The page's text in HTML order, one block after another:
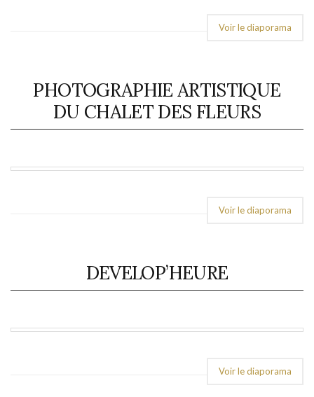
Voir le diaporama
PHOTOGRAPHIE ARTISTIQUE
DU CHALET DES FLEURS
Voir le diaporama
DEVELOP’HEURE
Voir le diaporama